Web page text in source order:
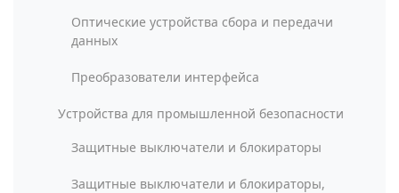
Оптические устройства сбора и передачи
данных
Преобразователи интерфейса
Устройства для промышленной безопасности
Защитные выключатели и блокираторы
Защитные выключатели и блокираторы,